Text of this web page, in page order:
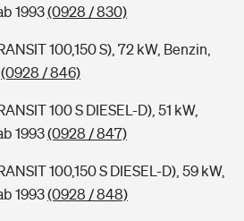
1993(0928 / 830)
100,150 S), 72 kW, Benzin,
(0928 / 846)
100 S DIESEL-D), 51 kW,
1993(0928 / 847)
100,150 S DIESEL-D), 59 kW,
1993(0928 / 848)